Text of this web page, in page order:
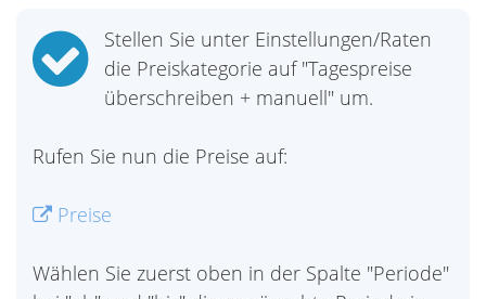
Stellen Sie unter Einstellungen/Raten
die Preiskategorie auf "Tagespreise
überschreiben + manuell" um.
Rufen Sie nun die Preise auf:
Preise
Wählen Sie zuerst oben in der Spalte "Periode"